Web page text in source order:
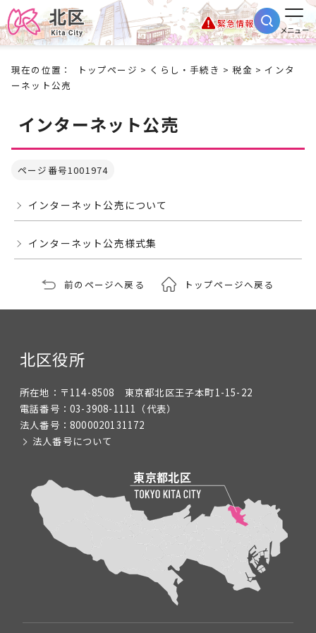
緊急情報
メニュー
現在の位置： トップページ > くらし・手続き >税金 > インタ
ーネット公売
インターネット公売
ページ番号1001974
インターネット公売について
インターネット公売様式集
前のページへ戻る トップページへ戻る
北区役所
所在地： 〒114-8508 東京都北区王子本町1-15-22
電話番号： 03-3908-1111 （代表）
法人番号： 8000020131172
法人番号について